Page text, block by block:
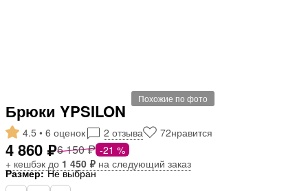
Похожие по фото
Брюки YPSILON
4.5 • 6 оценок 2 отзыва 72нравится
6 150 ₽ -21 %
4 860 ₽
+ кешбэк до 1 450 ₽ на следующий заказ
Размер: Не выбран